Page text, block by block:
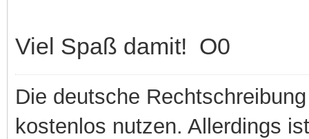
Viel Spaß damit! O0
Die deutsche
kostenlos nutzen. Allerdings